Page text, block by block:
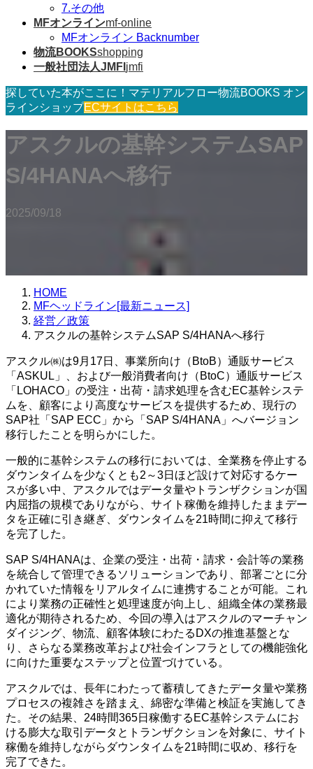
7.その他
MFオンラインmf-online
MFオンライン Backnumber
物流BOOKSshopping
一般社団法人JMFI jmfi
探していた本がここに！マテリアルフロー物流BOOKS オン
ラインショップECサイトはこちら
アスクルの基幹システムSAP
S/4HANAへ移行
2025/09/18
HOME
MFヘッドライン[最新ニュース]
経営／政策
アスクルの基幹システムSAP S/4HANAへ移行
アスクル㈱は9月17日、事業所向け（BtoB）通販サービス
「ASKUL」、および一般消費者向け（BtoC）通販サービス
「LOHACO」の受注・出荷・請求処理を含むEC基幹システ
ムを、顧客により高度なサービスを提供するため、現行の
SAP社「SAP ECC」から「SAP S/4HANA」へバージョン
移行したことを明らかにした。
一般的に基幹システムの移行においては、全業務を停止する
ダウンタイムを少なくとも2～3日ほど設けて対応するケー
スが多い中、アスクルではデータ量やトランザクションが国
内屈指の規模でありながら、サイト稼働を維持したままデー
タを正確に引き継ぎ、ダウンタイムを21時間に抑えて移行
を完了した。
SAP S/4HANAは、企業の受注・出荷・請求・会計等の業務
を統合して管理できるソリューションであり、部署ごとに分
かれていた情報をリアルタイムに連携することが可能。これ
により業務の正確性と処理速度が向上し、組織全体の業務最
適化が期待されるため、今回の導入はアスクルのマーチャン
ダイジング、物流、顧客体験にわたるDXの推進基盤とな
り、さらなる業務改革および社会インフラとしての機能強化
に向けた重要なステップと位置づけている。
アスクルでは、長年にわたって蓄積してきたデータ量や業務
プロセスの複雑さを踏まえ、綿密な準備と検証を実施してき
た。その結果、24時間365日稼働するEC基幹システムにお
ける膨大な取引データとトランザクションを対象に、サイト
稼働を維持しながらダウンタイムを21時間に収め、移行を
完了できた。